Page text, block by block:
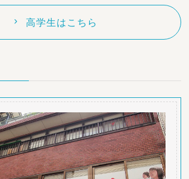
高学生はこちら